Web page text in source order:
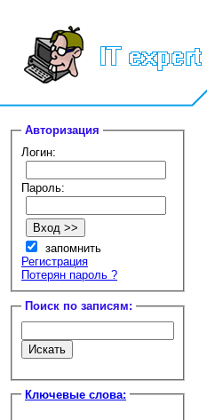
Авторизация
Логин:
Пароль:
запомнить
Регистрация
Потерян пароль ?
Поиск по записям:
Ключевые слова: